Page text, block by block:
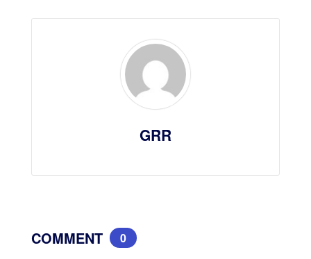
GRR
COMMENT 0